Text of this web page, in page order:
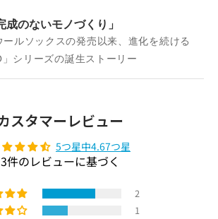
成のないモノづくり」
ルソックスの発売以来、進化を続ける
」シリーズの誕生ストーリー
スタマーレビュー
5つ星中4.67つ星
3件のレビューに基づく
2
1